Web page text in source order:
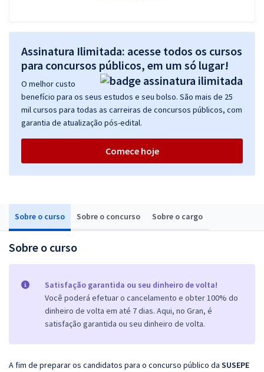
Sobre o curso Sobre o concurso Sobre o cargo
Sobre o curso
Satisfação garantida ou seu dinheiro de volta!
Você poderá efetuar o cancelamento e obter 100% do
dinheiro de volta em até 7 dias. Aqui, no Gran, é
satisfação garantida ou seu dinheiro de volta.
A fim de preparar os candidatos para o concurso público da SUSEPE
Assinatura Ilimitada: acesse todos os cursos
para concursos públicos, em um só lugar!
O melhor custo
benefício para os seus estudos e seu bolso. São mais de 25
mil cursos para todas as carreiras de concursos públicos, com
garantia de atualização pós-edital.
Comece hoje